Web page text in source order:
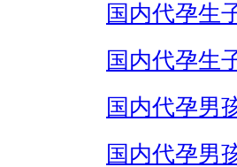
国内代孕生
国内代孕生
国内代孕男
国内代孕男